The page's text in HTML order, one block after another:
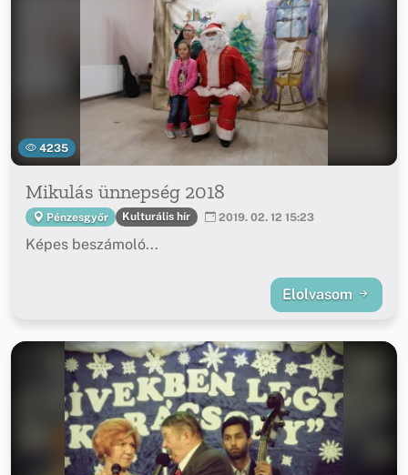
4235
Mikulás ünnepség 2018
Pénzesgyőr Kulturális hír 2019. 02. 12 15:23
Képes beszámoló...
Elolvasom